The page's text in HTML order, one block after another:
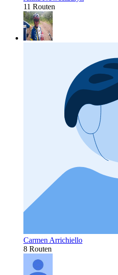
11 Routen
Carmen Arrichiello
8 Routen